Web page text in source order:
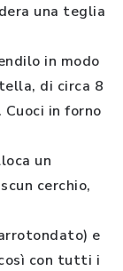
una teglia
in modo
di circa 8
in forno
un
cerchio,
e
con tutti i